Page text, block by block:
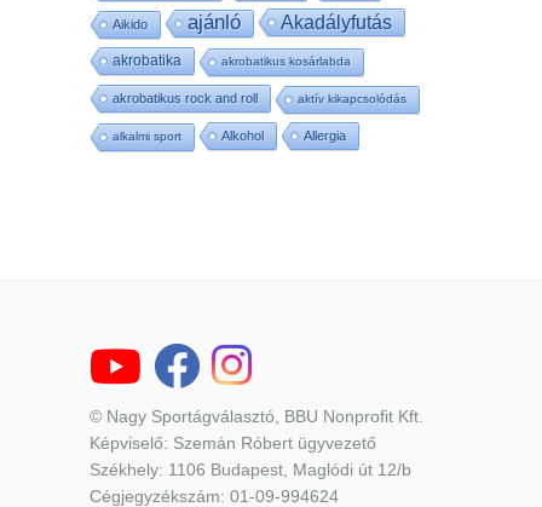
Aikido ajánló Akadályfutás
akrobatika akrobatikus kosárlabda
akrobatikus rock and roll aktív kikapcsolódás
alkalmi sport Alkohol Allergia
© Nagy Sportágválasztó, BBU Nonprofit Kft.
Képviselő: Szemán Róbert ügyvezető
Székhely: 1106 Budapest, Maglódi út 12/b
Cégjegyzékszám: 01-09-994624